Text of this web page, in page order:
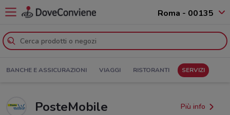
Roma - 00135
BANCHE E ASSICURAZIONI VIAGGI RISTORANTI SERVIZI
PosteMobile Più info